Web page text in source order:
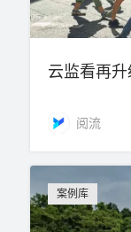
云监看再
阅流
案例库